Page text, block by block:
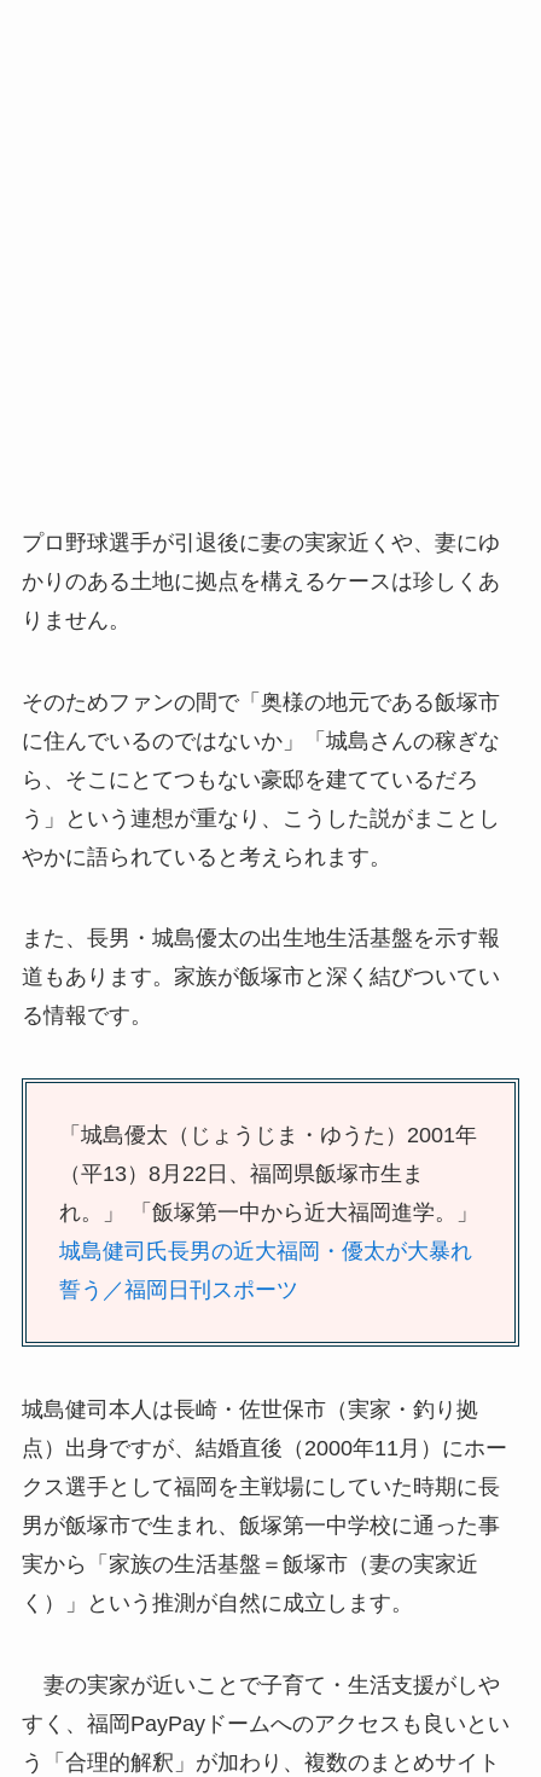
プロ野球選手が引退後に妻の実家近くや、妻にゆ
かりのある土地に拠点を構えるケースは珍しくあ
りません。
そのためファンの間で「奥様の地元である飯塚市
に住んでいるのではないか」「城島さんの稼ぎな
ら、そこにとてつもない豪邸を建てているだろ
う」という連想が重なり、こうした説がまことし
やかに語られていると考えられます。
また、長男・城島優太の出生地生活基盤を示す報
道もあります。家族が飯塚市と深く結びついてい
る情報です。
「城島優太（じょうじま・ゆうた）2001年
（平13）8月22日、福岡県飯塚市生ま
れ。」 「飯塚第一中から近大福岡進学。」
城島健司氏長男の近大福岡・優太が大暴れ
誓う／福岡日刊スポーツ
城島健司本人は長崎・佐世保市（実家・釣り拠
点）出身ですが、結婚直後（2000年11月）にホー
クス選手として福岡を主戦場にしていた時期に長
男が飯塚市で生まれ、飯塚第一中学校に通った事
実から「家族の生活基盤＝飯塚市（妻の実家近
く）」という推測が自然に成立します。
妻の実家が近いことで子育て・生活支援がしや
すく、福岡PayPayドームへのアクセスも良いとい
う「合理的解釈」が加わり、複数のまとめサイト